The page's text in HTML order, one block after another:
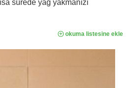
sürede yağ yakmanızı
okuma listesine ekle